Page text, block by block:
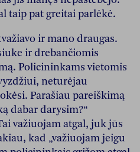
taip pat greitai parlėkė.
ir mano draugas.
ir drebančiomis
Policininkams vietomis
neturėjau
Parašiau pareiškimą
dabar darysim?“
važiuojam atgal, juk jūs
kad „važiuojam jeigu